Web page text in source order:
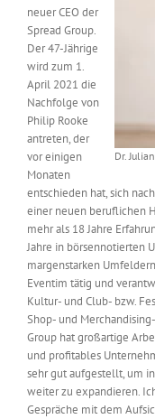
Messen & Events
Unternehmen
Interviews
Wissen
Product Guide
Jobshop
Suche
nach:
Dr.
neuer CEO der
Spread Group.
Der 47-Jährige
wird zum 1.
April 2021 die
Nachfolge von
Philip Rooke
antreten, der
vor einigen
Monaten
entschieden hat, sich
einer neuen beruflichen
mehr als 18 Jahre
Jahre in börsennotierten
margenstarken
Eventim tätig und
Kultur- und Club- bzw.
Shop- und
Group hat großartige
und profitables
sehr gut aufgestellt, um
weiter zu expandieren.
Gespräche mit dem